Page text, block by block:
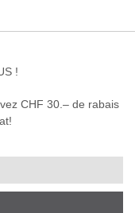
!
CHF 30.– de rabais